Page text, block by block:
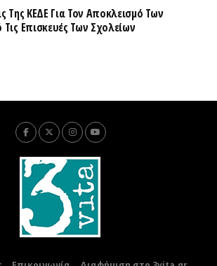
Της ΚΕΔΕ Για Τον Αποκλεισμό Των
Επισκευές Των Σχολείων